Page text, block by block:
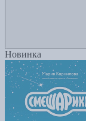
Новинка